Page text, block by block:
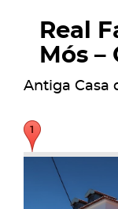
Real
Mós
Antiga Casa